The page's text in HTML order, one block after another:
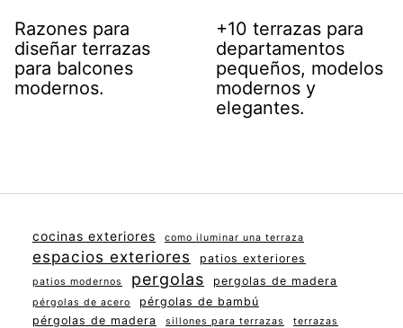
Razones para
diseñar terrazas
para balcones
modernos.
+10 terrazas para
departamentos
pequeños, modelos
modernos y
elegantes.
cocinas exteriores como iluminar una terraza
espacios exteriores patios exteriores
patios modernos pergolas pergolas de madera
pérgolas de acero
pérgolas de bambú
pérgolas de madera
sillones para terrazas terrazas